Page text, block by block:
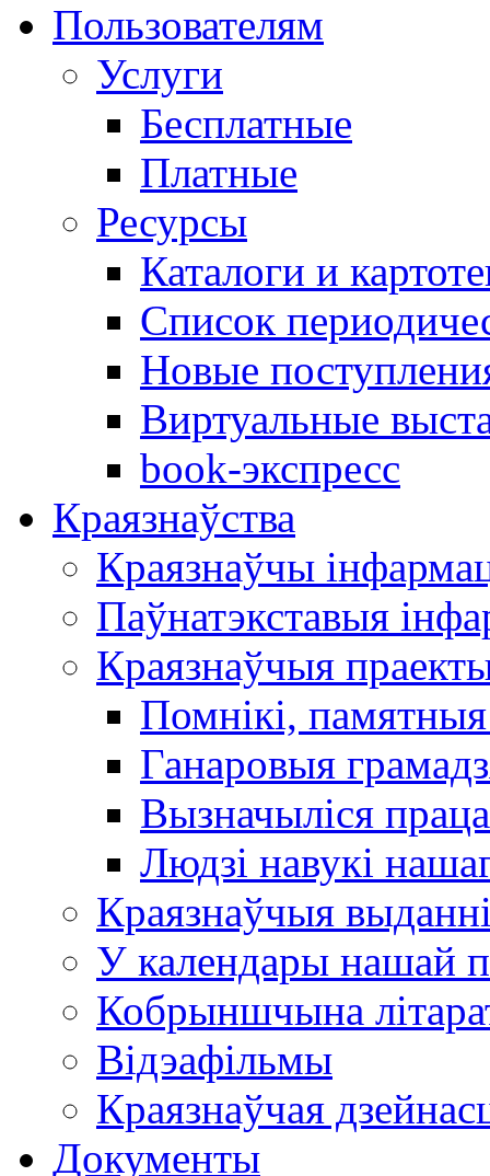
Пользователям
Услуги
Бесплатные
Платные
Ресурсы
Каталоги и
Список
Новые
Виртуальные
book-экспресс
Краязнаўства
Краязнаўчы
Паўнатэкставыя
Краязнаўчыя
Помнікі,
Ганаровыя
Вызначыліся
Людзі навукі
Краязнаўчыя
У календары нашай
Кобрыншчына
Відэафільмы
Краязнаўчая
Документы